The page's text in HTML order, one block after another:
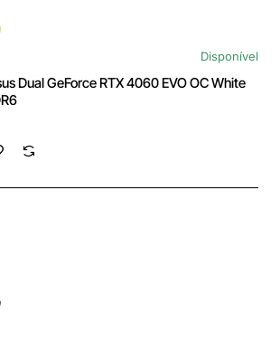
Disponível
Dual GeForce RTX 4060 EVO OC White